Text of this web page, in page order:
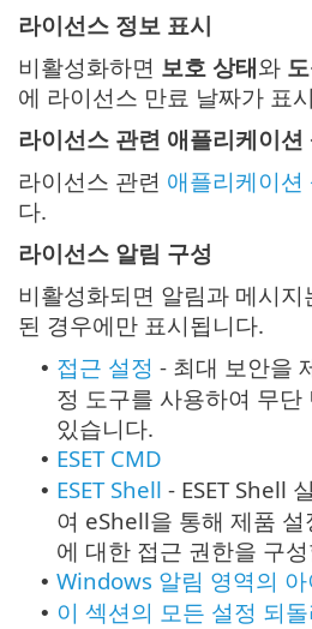
라이선스 정보 표시
비활성화하면 보호 상태와
에 라이선스 만료 날짜가 표
라이선스 관련 애플리케이션
라이선스 관련 애플리케이션
다.
라이선스 알림 구성
비활성화되면 알림과 메시
된 경우에만 표시됩니다.
• 접근 설정 - 최대 보안을
정 도구를 사용하여 무단
있습니다.
• ESET CMD
• ESET Shell - ESET Shell
여 eShell을 통해 제품 설
에 대한 접근 권한을 구
• Windows 알림 영역의 아
• 이 섹션의 모든 설정 되돌